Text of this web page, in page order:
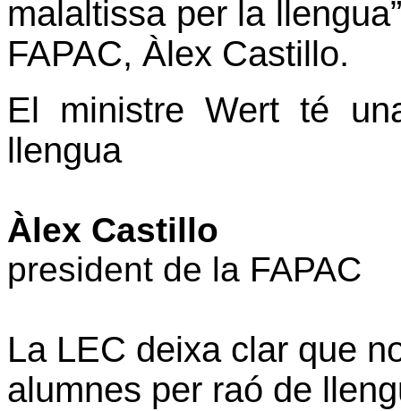
malaltissa per la
FAPAC, Àlex Castillo.
El ministre Wert té
llengua
Àlex Castillo
president de la FAPAC
La LEC deixa clar que
alumnes per raó de